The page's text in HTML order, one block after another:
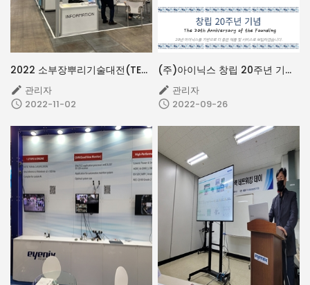
2022 소부장뿌리기술대전(TECH INSIDE SHOW)
 관리자
 2022-11-02
(주)아이닉스 창립 20주년 기념행사
 관리자
 2022-09-26